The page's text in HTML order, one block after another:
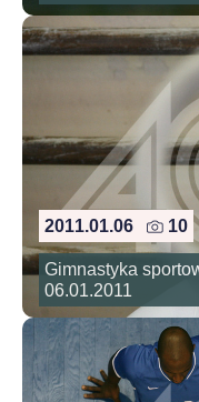
2011.01.06 10
Gimnastyka
06.01.2011